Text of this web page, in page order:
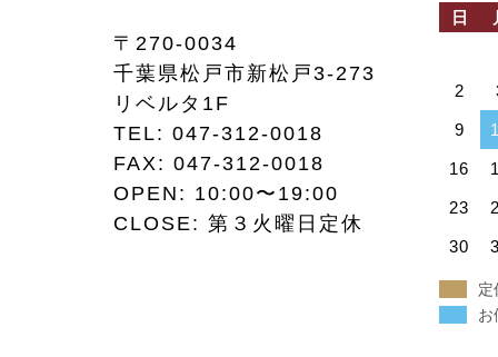
〒270-0034
千葉県松戸市新松戸3-273
リベルタ1F
TEL: 047-312-0018
FAX: 047-312-0018
OPEN: 10:00〜19:00
CLOSE: 第３火曜日定休
日
2
9
16
23
30
定
お